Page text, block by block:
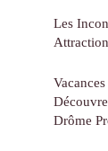
Les
Drôme